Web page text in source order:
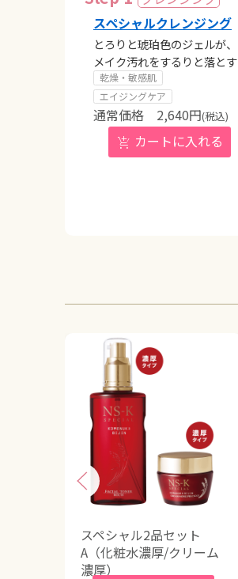
スペシャルクレンジング
とろりと琥珀色のジェルが、
メイク汚れをするりと落とす
乾燥・敏感肌
エイジングケア
2,640円(税込)
スペシャル2品セット
A（化粧水濃厚/クリーム
濃厚）